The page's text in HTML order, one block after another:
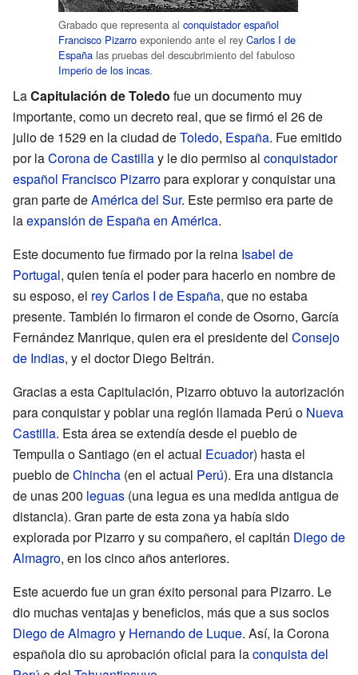
Grabado que representa al conquistador español
Francisco Pizarro exponiendo ante el rey Carlos I de
España las pruebas del descubrimiento del fabuloso
Imperio de los incas.
LaCapitulación de Toledo fue un documento muy
importante, como un decreto real, que se firmó el 26 de
julio de 1529 en la ciudad deToledo, España. Fue emitido
por laCorona de Castillay le dio permiso al conquistador
español Francisco Pizarropara explorar y conquistar una
gran parte deAmérica del Sur. Este permiso era parte de
laexpansión de España en América.
Este documento fue firmado por la reina Isabel de
Portugal, quien tenía el poder para hacerlo en nombre de
su esposo, el reyCarlos I de España, que no estaba
presente. También lo firmaron el conde de Osorno, García
Fernández Manrique, quien era el presidente del Consejo
de Indias, y el doctor Diego Beltrán.
Gracias a esta Capitulación, Pizarro obtuvo la autorización
para conquistar y poblar una región llamada Perú o Nueva
Castilla. Esta área se extendía desde el pueblo de
Tempulla o Santiago (en el actual Ecuador) hasta el
pueblo deChincha (en el actual Perú). Era una distancia
de unas 200 leguas (una legua es una medida antigua de
distancia). Gran parte de esta zona ya había sido
explorada por Pizarro y su compañero, el capitán Diego de
Almagro, en los cinco años anteriores.
Este acuerdo fue un gran éxito personal para Pizarro. Le
dio muchas ventajas y beneficios, más que a sus socios
Diego de Almagroy Hernando de Luque. Así, la Corona
española dio su aprobación oficial para laconquista del